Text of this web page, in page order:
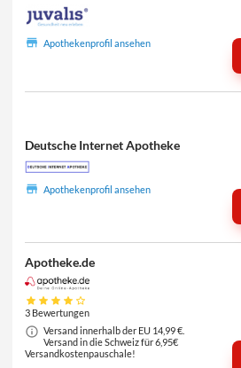
Apothekenprofil ansehen
Deutsche Internet Apotheke
Apothekenprofil ansehen
Apotheke.de
3 Bewertungen
Versand innerhalb der EU 14,99 €.
Versand in die Schweiz für 6,95€
Versandkostenpauschale!